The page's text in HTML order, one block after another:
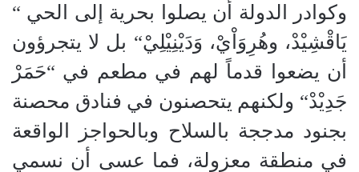
وكوادر الدولة أن يصلوا بحرية إلى الحي “
يَاقْشِيْدْ، وهُرِوَاْيْ، وَدَيْنِيْلِيْ“ بل لا يتجرؤون
أن يضعوا قدماً لهم في مطعم في “حَمَرْ
جَدِيْدْ“ ولكنهم يتحصنون في فنادق محصنة
بجنود مدججة بالسلاح وبالحواجز الواقعة
في منطقة معزولة، فما عسى أن نسمي